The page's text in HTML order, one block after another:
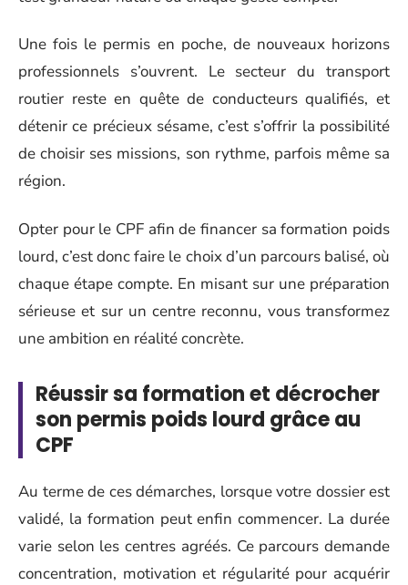
Une fois le permis en poche, de nouveaux horizons
professionnels s’ouvrent. Le secteur du transport
routier reste en quête de conducteurs qualifiés, et
détenir ce précieux sésame, c’est s’offrir la possibilité
de choisir ses missions, son rythme, parfois même sa
région.
Opter pour le CPF afin de financer sa formation poids
lourd, c’est donc faire le choix d’un parcours balisé, où
chaque étape compte. En misant sur une préparation
sérieuse et sur un centre reconnu, vous transformez
une ambition en réalité concrète.
Réussir sa formation et décrocher
son permis poids lourd grâce au
CPF
Au terme de ces démarches, lorsque votre dossier est
validé, la formation peut enfin commencer. La durée
varie selon les centres agréés. Ce parcours demande
concentration, motivation et régularité pour acquérir